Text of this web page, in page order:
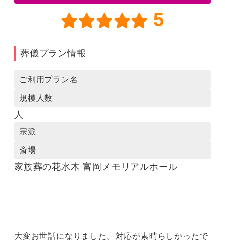
5
葬儀プラン情報
ご利用プラン名
規模人数
人
宗派
斎場
家族葬の花水木 富岡メモリアルホール
大変お世話になりました。対応が素晴らしかったで